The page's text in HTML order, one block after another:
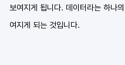
보여지게 됩니다. 데이터라는 하나
여지게 되는 것입니다.